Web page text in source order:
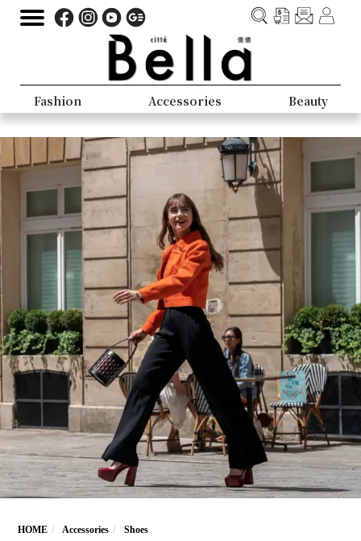
Fashion Accessories Beauty
HOME Accessories Shoes